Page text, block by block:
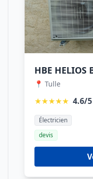
HBE HELIOS
📍 Tulle
★★★★★ 4.6/5
Électricien
devis